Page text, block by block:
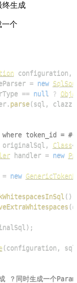
终生成
一个
configuration ,
= new
== null ?
. parse(sql , clazz
token_id =
originalSql , Class<
handler = new
= new
( )
(
) ;
(configuration , sql
同时生成一个